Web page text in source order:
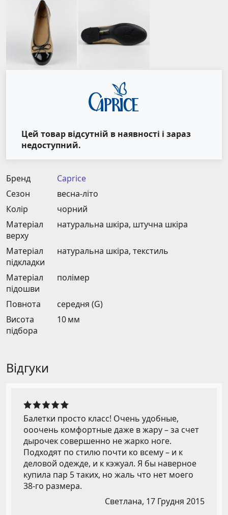
Цей товар відсутній в наявності і зараз
недоступний.
Бренд
Caprice
Сезон
весна-літо
Колір
чорний
Матеріал
верху
натуральна шкіра, штучна шкіра
Матеріал
підкладки
натуральна шкіра, текстиль
Матеріал
підошви
полімер
Повнота
середня (G)
Висота
підбора
10 мм
Відгуки
Балетки просто класс! Очень удобные,
ооочень комфортные даже в жару – за счет
дырочек совершенно не жарко ноге.
Подходят по стилю почти ко всему – и к
деловой одежде, и к кэжуал. Я бы наверное
купила пар 5 таких, но жаль что нет моего
38-го размера.
Светлана, 17 Грудня 2015